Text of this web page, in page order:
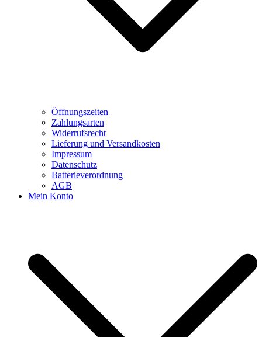
Öffnungszeiten
Zahlungsarten
Widerrufsrecht
Lieferung und Versandkosten
Impressum
Datenschutz
Batterieverordnung
AGB
Mein Konto